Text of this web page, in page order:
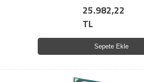
25.982,22
TL
Sepete Ekle